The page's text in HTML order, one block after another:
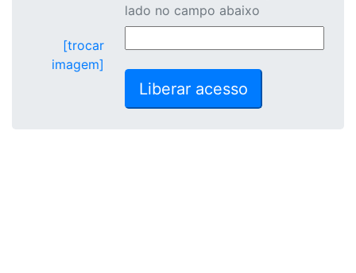
[trocar
imagem]
lado no campo abaixo